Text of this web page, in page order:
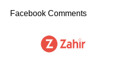
Facebook Comments